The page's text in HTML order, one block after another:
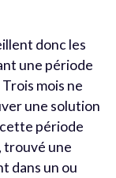
donc les
une période
mois ne
une solution
période
trouvé une
dans un ou